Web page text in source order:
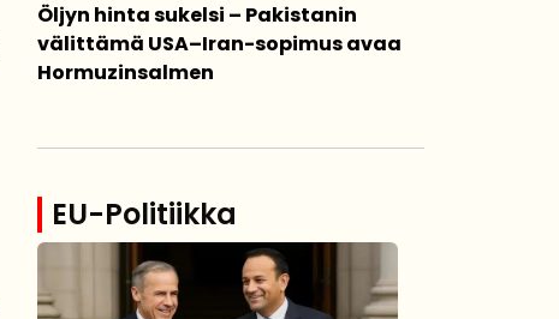
Öljyn hinta sukelsi – Pakistanin
välittämä USA–Iran-sopimus avaa
Hormuzinsalmen
EU-Politiikka